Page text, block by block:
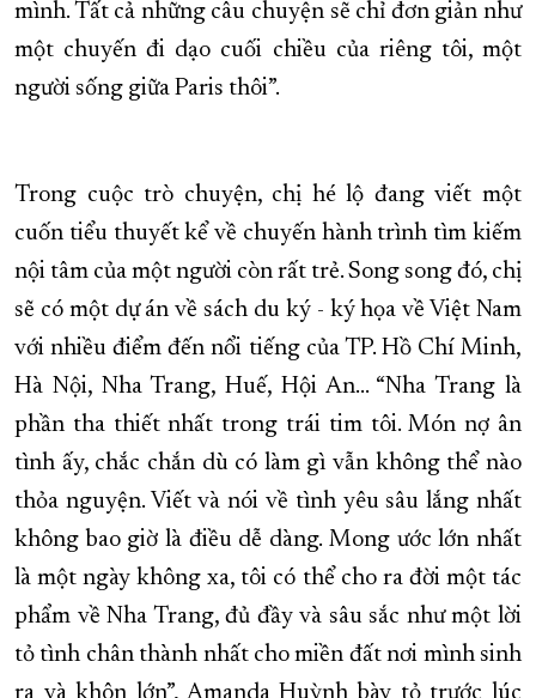
mình. Tất cả những câu chuyện sẽ chỉ đơn giản như
một chuyến đi dạo cuối chiều của riêng tôi, một
người sống giữa Paris thôi”.
Trong cuộc trò chuyện, chị hé lộ đang viết một
cuốn tiểu thuyết kể về chuyến hành trình tìm kiếm
nội tâm của một người còn rất trẻ. Song song đó, chị
sẽ có một dự án về sách du ký - ký họa về Việt Nam
với nhiều điểm đến nổi tiếng của TP. Hồ Chí Minh,
Hà Nội, Nha Trang, Huế, Hội An… “Nha Trang là
phần tha thiết nhất trong trái tim tôi. Món nợ ân
tình ấy, chắc chắn dù có làm gì vẫn không thể nào
thỏa nguyện. Viết và nói về tình yêu sâu lắng nhất
không bao giờ là điều dễ dàng. Mong ước lớn nhất
là một ngày không xa, tôi có thể cho ra đời một tác
phẩm về Nha Trang, đủ đầy và sâu sắc như một lời
tỏ tình chân thành nhất cho miền đất nơi mình sinh